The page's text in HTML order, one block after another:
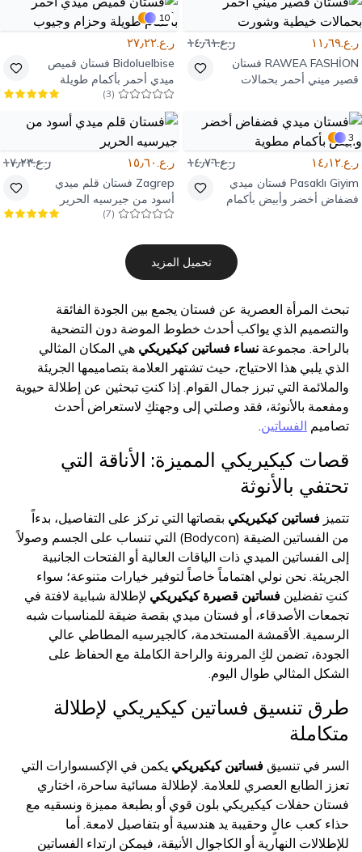
ر.ع.١١٫٦٩ ر.ع.١٤٫٦١
RAWEA FASHİON فستان
قصير ميني أحمر بحمالات
10
ر.ع.٢٧٫٢٢
Bidoluelbise فستان قميص
ميدي أحمر بأكمام طويلة
وحزام وجيوب
(
3
)
3
ر.ع.١٤٫١٢ ر.ع.١٤٫٧٦
Pasaklı Giyim فستان ميدي
فضفاض أخضر وأبيض بأكمام
ر.ع.١٥٫٦٠ ر.ع.١٧٫٢٣
Zagrep فستان قلم ميدي
أسود من جيرسيه الحرير
(
7
)
تحميل المزيد
تبحث المرأة العصرية عن فستان يجمع بين الجودة الفائقة
والتصميم الذي يواكب أحدث خطوط الموضة دون التضحية
بالراحة. مجموعة نساء فساتين كيكيريكي هي المكان المثالي
الذي يلبي هذا الاحتياج، حيث تشتهر العلامة بتصاميمها الجريئة
والملائمة التي تبرز جمال القوام. إذا كنتِ تبحثين عن إطلالة حيوية
ومفعمة بالأنوثة، فقد وصلتي إلى وجهتكِ لاستعراض أحدث
تصاميم الفساتين.
قصات كيكيريكي المميزة: الأناقة التي
تحتفي بالأنوثة
تتميز فساتين كيكيريكي بقصاتها التي تركز على التفاصيل، بدءاً
من الفساتين الضيقة (Bodycon) التي تنساب على الجسم وصولاً
إلى الفساتين الميدي ذات الياقات العالية أو الفتحات الجانبية
الجريئة. نحن نولي اهتماماً خاصاً لتوفير خيارات متنوعة؛ سواء
كنتِ تفضلين فساتين قصيرة كيكيريكي لإطلالة شبابية لافتة في
تجمعات الأصدقاء، أو فستان ميدي بقصة ضيقة للمناسبات شبه
الرسمية. الأقمشة المستخدمة، كالجيرسيه المطاطي عالي
الجودة، تضمن لكِ المرونة والراحة الكاملة مع الحفاظ على
الشكل المثالي طوال اليوم.
طرق تنسيق فساتين كيكيريكي لإطلالة
متكاملة
السر في تنسيق فساتين كيكيريكي يكمن في الإكسسوارات التي
تعزز الطابع العصري للعلامة. لإطلالة مسائية ساحرة، اختاري
فستان حفلات كيكيريكي بلون قوي أو بطبعة مميزة ونسقيه مع
حذاء كعب عالٍ وحقيبة يد هندسية أو بتفاصيل لامعة. أما
للإطلالات النهارية أو الكاجوال الأنيقة، فيمكن ارتداء الفساتين